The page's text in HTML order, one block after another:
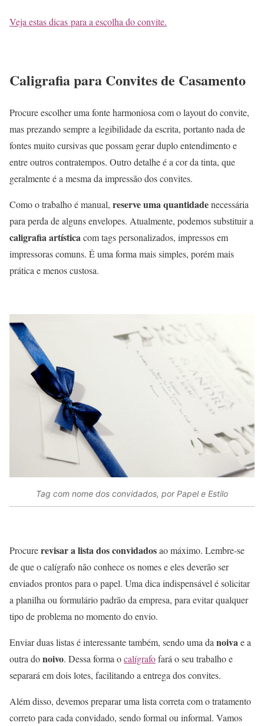
Veja estas dicas para a escolha do convite.
Caligrafia para Convites de Casamento
Procure escolher uma fonte harmoniosa com o layout do convite,
mas prezando sempre a legibilidade da escrita, portanto nada de
fontes muito cursivas que possam gerar duplo entendimento e
entre outros contratempos. Outro detalhe é a cor da tinta, que
geralmente é a mesma da impressão dos convites.
Como o trabalho é manual, reserve uma quantidadenecessária
para perda de alguns envelopes. Atualmente, podemos substituir a
caligrafia artísticacom tags personalizados, impressos em
impressoras comuns. É uma forma mais simples, porém mais
prática e menos custosa.
Tag com nome dos convidados, por Papel e Estilo
Procurerevisar a lista dos convidadosao máximo. Lembre-se
de que o calígrafo não conhece os nomes e eles deverão ser
enviados prontos para o papel. Uma dica indispensável é solicitar
a planilha ou formulário padrão da empresa, para evitar qualquer
tipo de problema no momento do envio.
Enviar duas listas é interessante também, sendo uma da noivae a
outra donoivo. Dessa forma ocalígrafofará o seu trabalho e
separará em dois lotes, facilitando a entrega dos convites.
Além disso, devemos preparar uma lista correta com o tratamento
correto para cada convidado, sendo formal ou informal. Vamos